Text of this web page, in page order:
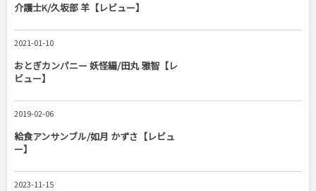
介護士K/久坂部 羊【レビュー】
2021-01-10
おとぎカンパニー 妖怪編/田丸 雅智【レ
ビュー】
2019-02-06
給食アンサンブル/如月 かずさ【レビュ
ー】
2023-11-15